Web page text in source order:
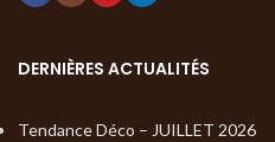
DERNIÈRES ACTUALITÉS
Tendance Déco – JUILLET 2026